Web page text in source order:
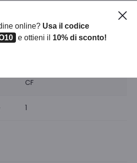
CF
1
online? Usa il codice
e ottieni il 10% di sconto!